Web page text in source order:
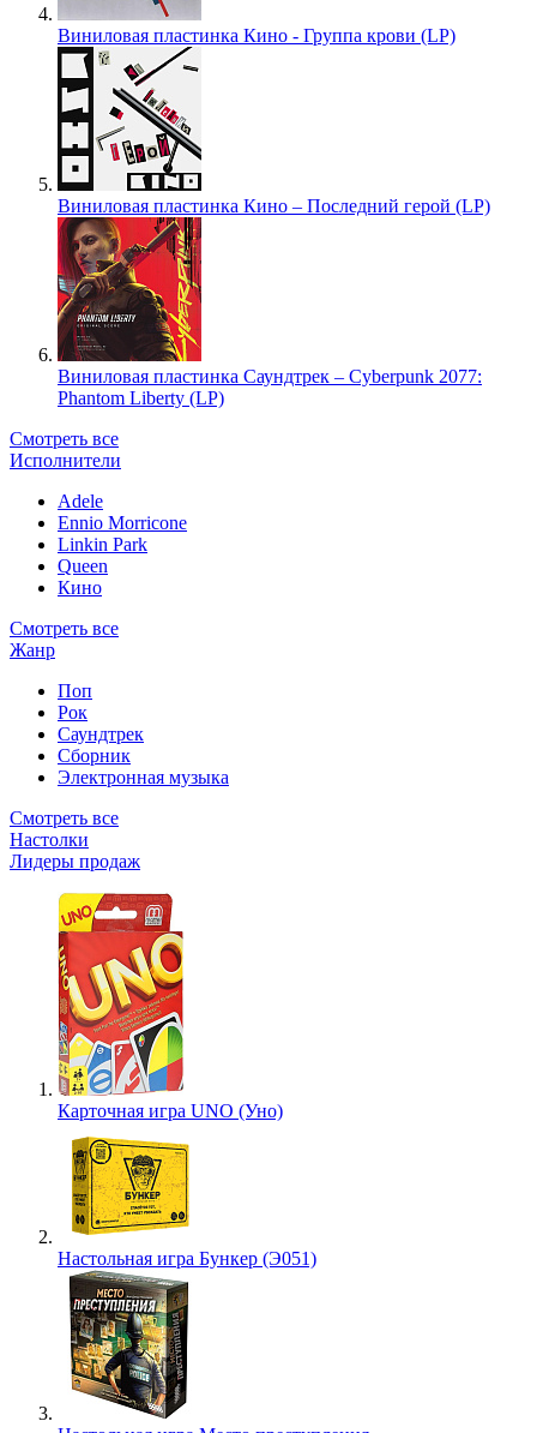
Виниловая пластинка Кино - Группа крови (LP)
Виниловая пластинка Кино – Последний герой (LP)
Виниловая пластинка Саундтрек – Cyberpunk 2077:
Phantom Liberty (LP)
Смотреть все
Исполнители
Adele
Ennio Morricone
Linkin Park
Queen
Кино
Смотреть все
Жанр
Поп
Рок
Саундтрек
Сборник
Электронная музыка
Смотреть все
Настолки
Лидеры продаж
Карточная игра UNO (Уно)
Настольная игра Бункер (Э051)